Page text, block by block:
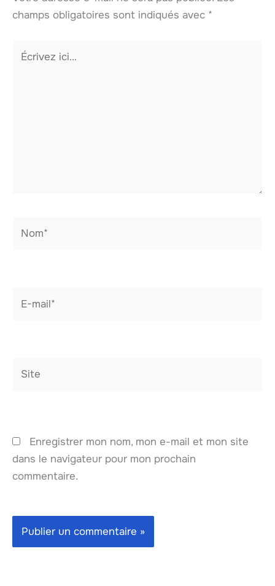
champs obligatoires sont indiqués avec *
Écrivez
mail*
Enregistrer mon nom, mon e-mail et mon site
dans le navigateur pour mon prochain
commentaire.